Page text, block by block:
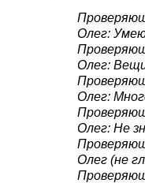
Олег:
Олег:
Олег:
Олег: Не
Олег (не